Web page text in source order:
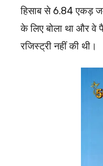
हिसाब से 6.84 एकड़
के लिए बोला था और वे
रजिस्ट्री नहीं की थी।